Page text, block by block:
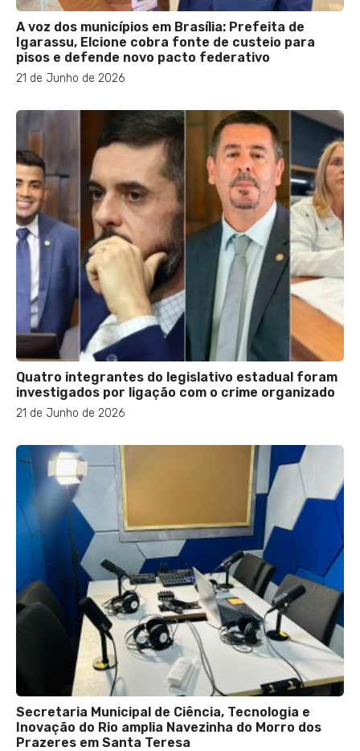
A voz dos municípios em Brasília: Prefeita de
Igarassu, Elcione cobra fonte de custeio para
pisos e defende novo pacto federativo
21 de Junho de 2026
Quatro integrantes do legislativo estadual foram
investigados por ligação com o crime organizado
21 de Junho de 2026
Secretaria Municipal de Ciência, Tecnologia e
Inovação do Rio amplia Navezinha do Morro dos
Prazeres em Santa Teresa